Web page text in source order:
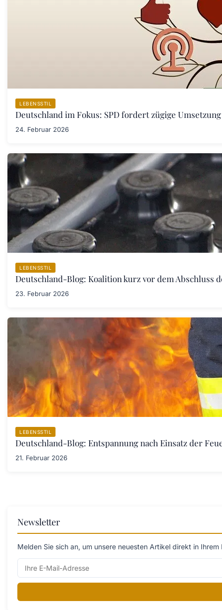
LEBENSSTIL
Deutschland im Fokus: SPD fordert zügige
24. Februar 2026
LEBENSSTIL
Deutschland-Blog: Koalition kurz vor dem Abschluss
23. Februar 2026
LEBENSSTIL
Deutschland-Blog: Entspannung nach Einsatz der
21. Februar 2026
Newsletter
Melden Sie sich an, um unsere neuesten Artikel direkt in